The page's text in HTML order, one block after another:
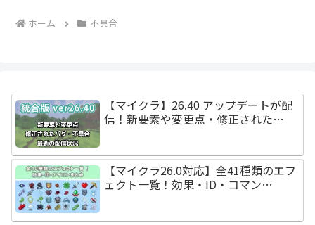
ホーム 不具合
【マイクラ】26.40 アップデートが配
信！新要素や変更点・修正された…
【マイクラ26.0対応】全41種類のエフ
ェクト一覧！効果・ID・コマン…